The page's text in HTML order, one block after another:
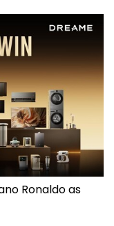
Ronaldo as